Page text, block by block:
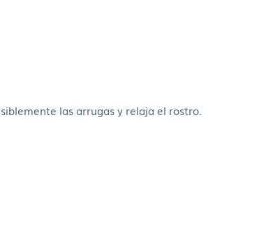
las arrugas y relaja el rostro.